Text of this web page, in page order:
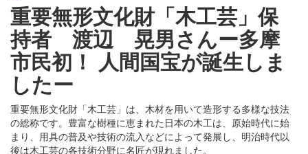
重要無形文化財「木工芸」保
持者 渡辺 晃男さんー多摩
市民初！ 人間国宝が誕生しま
したー
重要無形文化財「木工芸」は、木材を用いて造形する多様な技法
の総称です。豊富な樹種に恵まれた日本の木工は、原始時代に始
まり、用具の普及や技術の流入などによって発展し、明治時代以
後は木工芸の各技術分野に名匠が現れました。